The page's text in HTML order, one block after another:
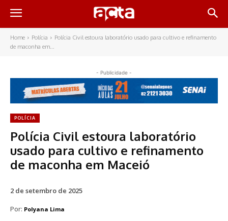
Home Polícia
Polícia Civil estoura laboratório usado para cultivo e refinamento
de maconha em...
- Publicidade -
POLÍCIA
Polícia Civil estoura laboratório
usado para cultivo e refinamento
de maconha em Maceió
2 de setembro de 2025
Por: Polyana Lima